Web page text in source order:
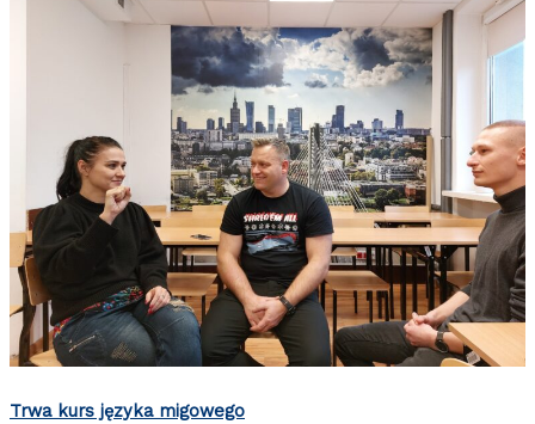
Trwa kurs języka migowego